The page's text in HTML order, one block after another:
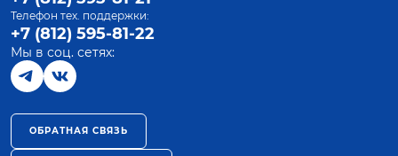
Телефон тех. поддержки:
+7 (812) 595-81-22
Мы в соц. сетях:
ОБРАТНАЯ СВЯЗЬ